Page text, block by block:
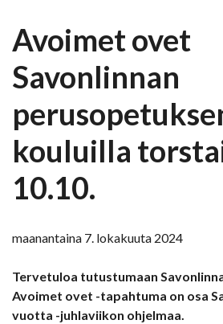
Avoimet ovet
Savonlinnan
kouluilla
10.10.
maanantaina 7. lokakuuta 2024
Tervetuloa tutustumaan
Avoimet ovet -tapahtuma on osa
vuotta -juhlaviikon ohjelmaa.